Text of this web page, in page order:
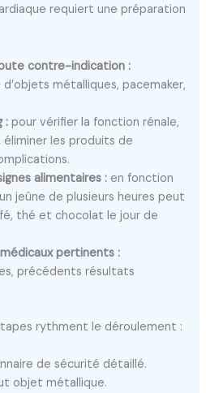
requiert une préparation
contre-indication :
métalliques, pacemaker,
: pour vérifier la fonction rénale,
les produits de
alimentaires : en fonction
jeûne de plusieurs heures peut
thé et chocolat le jour de
pertinents :
précédents résultats
rythment le déroulement :
de sécurité détaillé.
objet métallique.